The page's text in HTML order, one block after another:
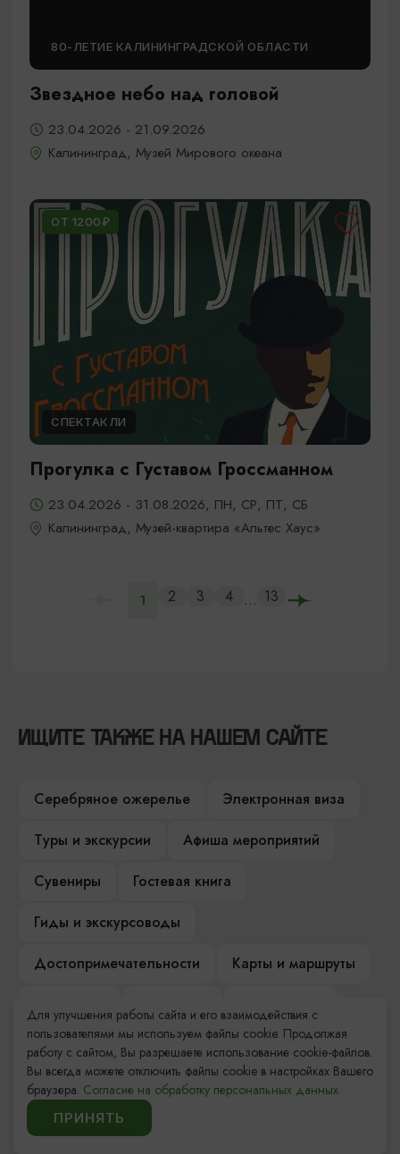
80-ЛЕТИЕ КАЛИНИНГРАДСКОЙ ОБЛАСТИ
Звездное небо над головой
23.04.2026 - 21.09.2026
Калининград, Музей Мирового океана
ОТ 1200₽
СПЕКТАКЛИ
Прогулка с Густавом Гроссманном
23.04.2026 - 31.08.2026, ПН, СР, ПТ, СБ
Калининград, Музей-квартира «Альтес Хаус»
1 2 3 4 ... 13
ИЩИТЕ ТАКЖЕ НА НАШЕМ САЙТЕ
Серебряное ожерелье
Электронная виза
Туры и экскурсии
Афиша мероприятий
Сувениры
Гостевая книга
Гиды и экскурсоводы
Достопримечательности
Карты и маршруты
Компас Балтийской кухни
Настоящий Калининградец
Музеи
Для улучшения работы сайта и его взаимодействия с
пользователями мы используем файлы cookie. Продолжая
работу с сайтом, Вы разрешаете использование cookie-файлов.
Вы всегда можете отключить файлы cookie в настройках Вашего
браузера. Согласие на обработку персональных данных.
ПРИНЯТЬ